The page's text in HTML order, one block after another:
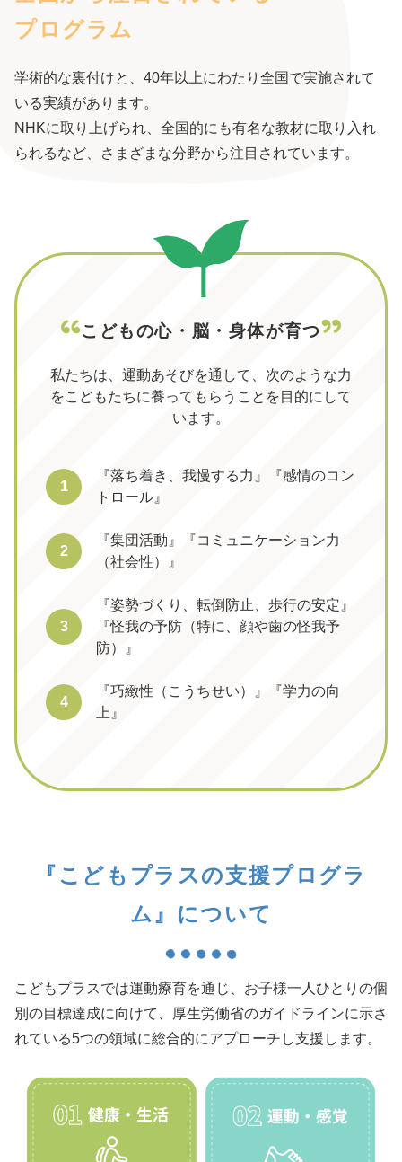
プログラム
学術的な裏付けと、40年以上にわたり全国で実施されて
いる実績があります。
NHKに取り上げられ、全国的にも有名な教材に取り入れ
られるなど、さまざまな分野から注目されています。
こどもの心・脳・身体が育つ
私たちは、運動あそびを通して、次のような力
をこどもたちに養ってもらうことを目的にして
います。
1
『落ち着き、我慢する力』『感情のコン
トロール』
2
『集団活動』『コミュニケーション力
（社会性）』
3
『姿勢づくり、転倒防止、歩行の安定』
『怪我の予防（特に、顔や歯の怪我予
防）』
4
『巧緻性（こうちせい）』『学力の向
上』
『こどもプラスの支援プログラ
ム』について
こどもプラスでは運動療育を通じ、お子様一人ひとりの個
別の目標達成に向けて、厚生労働省のガイドラインに示さ
れている5つの領域に総合的にアプローチし支援します。